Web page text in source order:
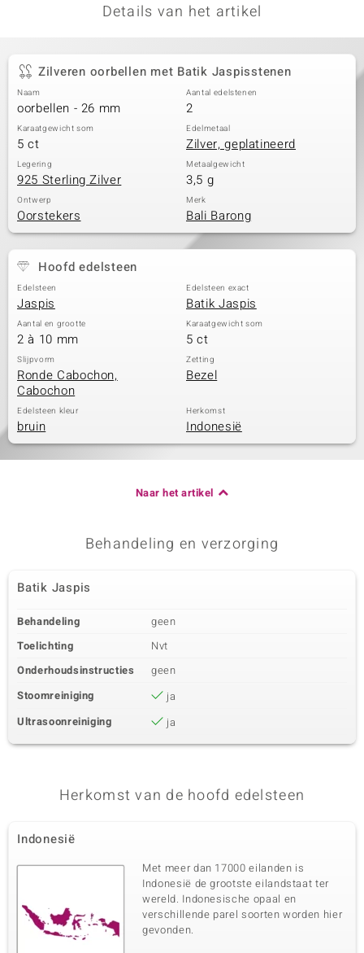
Details van het artikel
Zilveren oorbellen met Batik Jaspisstenen
Naam
oorbellen - 26 mm
Aantal edelstenen
2
Karaatgewicht som
5 ct
Edelmetaal
Zilver, geplatineerd
Legering
925 Sterling Zilver
Metaalgewicht
3,5 g
Ontwerp
Oorstekers
Merk
Bali Barong
Hoofd edelsteen
Edelsteen
Jaspis
Edelsteen exact
Batik Jaspis
Aantal en grootte
2 à 10 mm
Karaatgewicht som
5 ct
Slijpvorm
Ronde Cabochon,
Cabochon
Zetting
Bezel
Edelsteen kleur
bruin
Herkomst
Indonesië
Naar het artikel
Behandeling en verzorging
Batik Jaspis
Behandeling
geen
Toelichting
Nvt
Onderhoudsinstructies
geen
Stoomreiniging
ja
Ultrasoonreiniging
ja
Herkomst van de hoofd edelsteen
Indonesië
Met meer dan 17000 eilanden is
Indonesië de grootste eilandstaat ter
wereld. Indonesische opaal en
verschillende parel soorten worden hier
gevonden.